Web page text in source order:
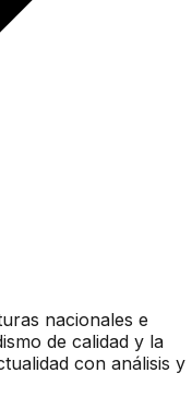
nacionales e
de calidad y la
con análisis y